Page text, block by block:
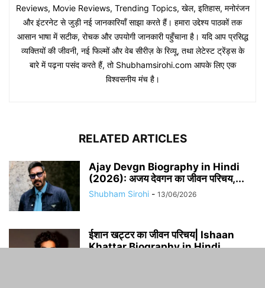
Reviews, Movie Reviews, Trending Topics, खेल, इतिहास, मनोरंजन
और इंटरनेट से जुड़ी नई जानकारियाँ साझा करते हैं। हमारा उद्देश्य पाठकों तक
आसान भाषा में सटीक, रोचक और उपयोगी जानकारी पहुँचाना है। यदि आप प्रसिद्ध
व्यक्तियों की जीवनी, नई फिल्मों और वेब सीरीज़ के रिव्यू, तथा लेटेस्ट ट्रेंड्स के
बारे में पढ़ना पसंद करते हैं, तो Shubhamsirohi.com आपके लिए एक
विश्वसनीय मंच है।
RELATED ARTICLES
Ajay Devgn Biography in Hindi
(2026): अजय देवगन का जीवन परिचय,...
Shubham Sirohi - 13/06/2026
​​ईशान खट्टर का जीवन परिचय| Ishaan
Khattar Biography in Hindi